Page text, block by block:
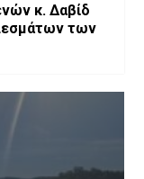
κ. Δαβίδ
των